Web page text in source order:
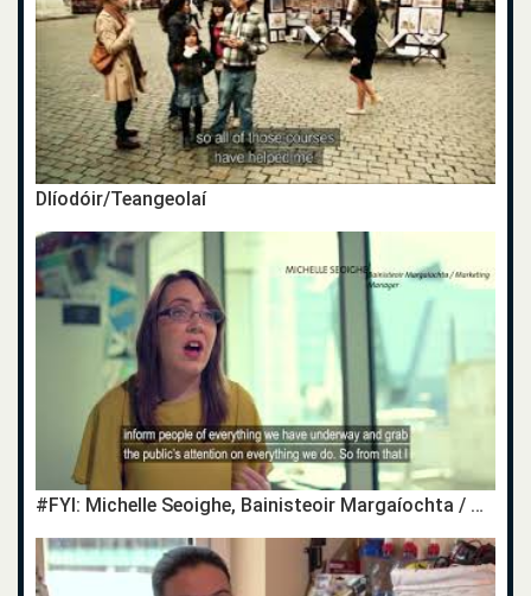
Dlíodóir/Teangeolaí
#FYI: Michelle Seoighe, Bainisteoir Margaíochta / Marketing Manager